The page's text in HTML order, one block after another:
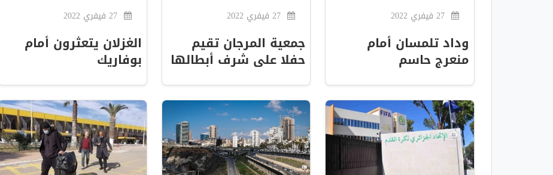
وداد تلمسان أمام
منعرج حاسم
جمعية المرجان تقيم
حفلا على شرف أبطالها
27 فيفري 2022
الغزلان يتعثرون أمام
بوفاريك